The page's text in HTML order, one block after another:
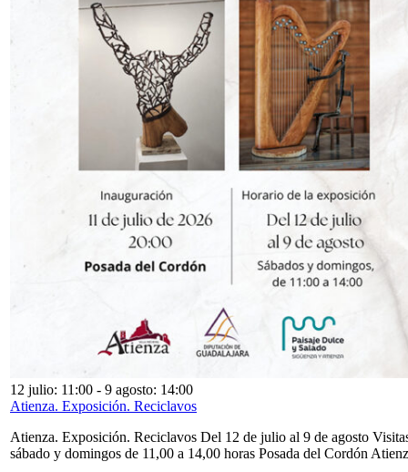
12 julio: 11:00 - 9 agosto: 14:00
Atienza. Exposición. Reciclavos
Atienza. Exposición. Reciclavos Del 12 de julio al 9 de agosto
sábado y domingos de 11,00 a 14,00 horas Posada del Cordón